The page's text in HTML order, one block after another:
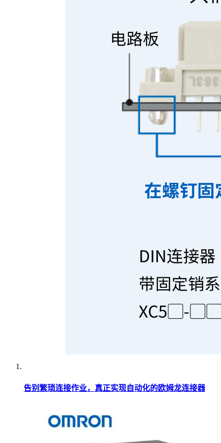
告别繁琐连接作业，真正实现自动化的欧姆龙连接器